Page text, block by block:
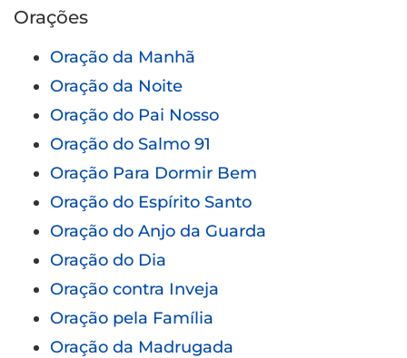
Orações
Oração da Manhã
Oração da Noite
Oração do Pai Nosso
Oração do Salmo 91
Oração Para Dormir Bem
Oração do Espírito Santo
Oração do Anjo da Guarda
Oração do Dia
Oração contra Inveja
Oração pela Família
Oração da Madrugada